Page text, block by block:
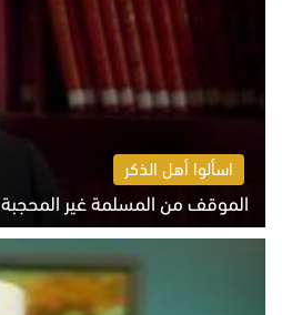
اسألوا أهل الذكر
الموقف من المسلمة غير المحجبة
الخميس 6 أغسطس 2026 10:45 ص